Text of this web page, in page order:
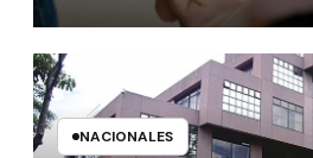
NACIONALES